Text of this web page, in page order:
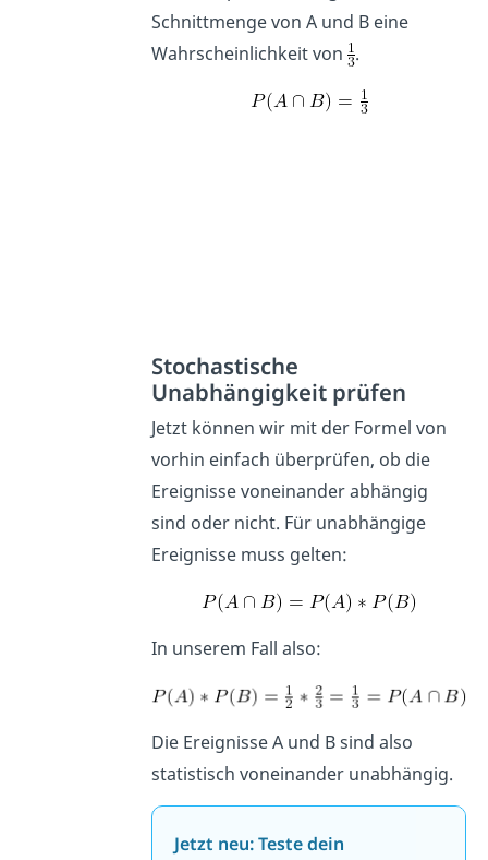
Schnittmenge von A und B eine
Wahrscheinlichkeit von .
Stochastische
Unabhängigkeit prüfen
Jetzt können wir mit der Formel von
vorhin einfach überprüfen, ob die
Ereignisse voneinander abhängig
sind oder nicht. Für unabhängige
Ereignisse muss gelten:
In unserem Fall also:
Die Ereignisse A und B sind also
statistisch voneinander unabhängig.
Jetzt neu: Teste dein